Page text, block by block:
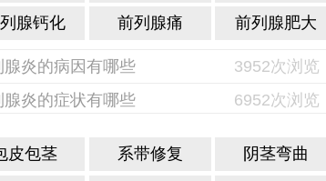
腺钙化 前列腺痛 前列腺肥大
腺炎的病因有哪些
3952次浏览
腺炎的症状有哪些
6952次浏览
皮包茎 系带修复 阴茎弯曲